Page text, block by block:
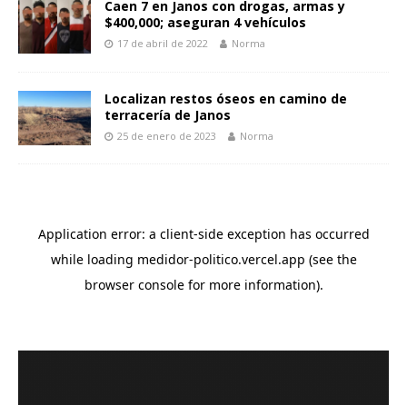
Caen 7 en Janos con drogas, armas y
$400,000; aseguran 4 vehículos
17 de abril de 2022 Norma
Localizan restos óseos en camino de
terracería de Janos
25 de enero de 2023 Norma